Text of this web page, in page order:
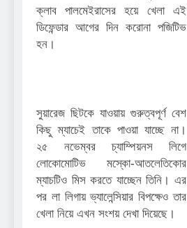
ক্লাব পালমেইরাসের হয়ে খেলা এই
ডিফেন্ডার আগের দিন করোনা পজিটিভ
হন।
সুয়ারেজ ছিটকে যাওয়ায় গুরুত্বপূর্ণ বেশ
কিছু ম্যাচেই তাকে পাওয়া যাচ্ছে না।
২৫ নভেম্বর চ্যাম্পিয়নস লিগে
লোকোমোটিভ মস্কো-আতলেতিকোর
ম্যাচটিও মিস করতে যাচ্ছেন তিনি। এর
পর লা লিগায় ভ্যালেন্সিয়ার বিপক্ষেও তার
খেলা নিয়ে এখন সংশয় দেখা দিয়েছে।